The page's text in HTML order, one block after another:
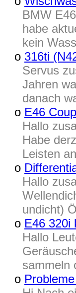
BMW
habe
kein
o 316ti
Servus
Jahren
danach
o E46
Hallo
Habe
Leisten
o
Hallo
undicht)
o E46 320i
Hallo
sammeln
o